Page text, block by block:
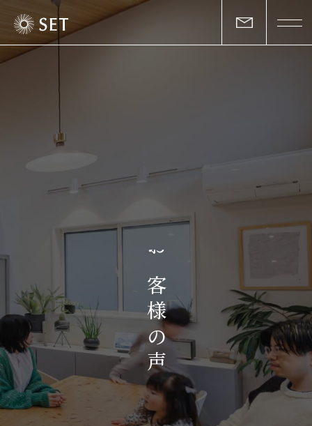
お
客
様
の
声
物件一覧
お客様の声
お知らせ・イベント
会社概要・アクセス
スタッフ紹介